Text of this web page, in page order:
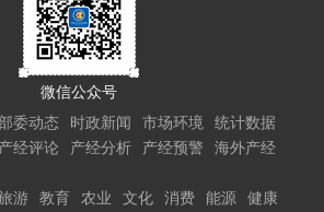
微信公众号
委动态 时政新闻 市场环境
统计数据
产经评论 产经分析 产经预警
海外产经
游 教育 农业 文化 消费 能源
健康